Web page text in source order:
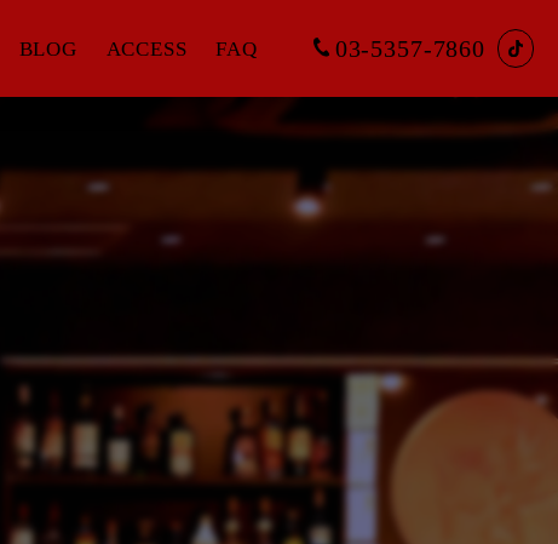
BLOG ACCESS FAQ 03-5357-7860